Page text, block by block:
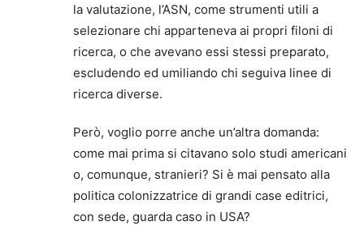
la valutazione, l’ASN, come strumenti utili a
selezionare chi apparteneva ai propri filoni di
ricerca, o che avevano essi stessi preparato,
escludendo ed umiliando chi seguiva linee di
ricerca diverse.
Però, voglio porre anche un’altra domanda:
come mai prima si citavano solo studi americani
o, comunque, stranieri? Si è mai pensato alla
politica colonizzatrice di grandi case editrici,
con sede, guarda caso in USA?